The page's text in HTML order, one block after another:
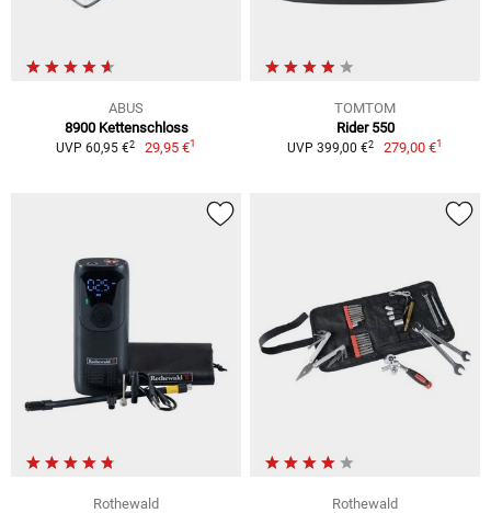
ABUS
8900 Kettenschloss
UVP 60,95 €2 29,95 €1
TOMTOM
Rider 550
UVP 399,00 €2 279,00 €1
Rothewald
Rothewald